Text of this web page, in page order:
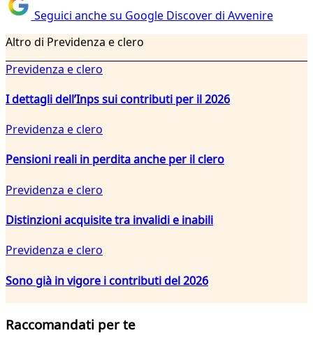
Seguici anche su Google Discover di Avvenire
Altro di Previdenza e clero
Previdenza e clero
I dettagli dell’Inps sui contributi per il 2026
Previdenza e clero
Pensioni reali in perdita anche per il clero
Previdenza e clero
Distinzioni acquisite tra invalidi e inabili
Previdenza e clero
Sono già in vigore i contributi del 2026
Raccomandati per te